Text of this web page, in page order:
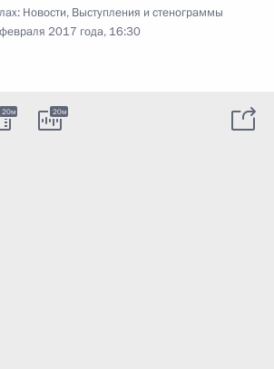
Новости, Выступления и стенограммы
2017 года, 16:30
20м 20м